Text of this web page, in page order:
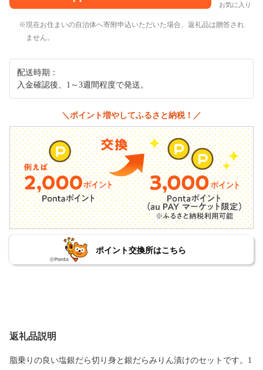
お気に入り
現在お住まいの自治体へ寄附申込いただいた場合、返礼品は贈答され
ません。
配送時期：
入金確認後、1～3週間程度で発送。
＼ポイント増やしてふるさと納税！／
ポイント交換所はこちら
返礼品説明
脂乗りの良い塩銀だら切り身と銀だらみりん漬けのセットです。1